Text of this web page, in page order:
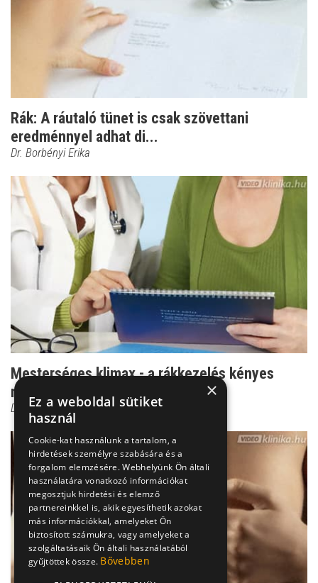
Rák: A ráutaló tünet is csak szövettani
eredménnyel adhat di...
Dr. Borbényi Erika
Mesterséges klimax - a rákkezelés kényes
mellékhatása
Dr. Szántó István
×
Ez a weboldal sütiket
használ
Cookie-kat használunk a tartalom, a
hirdetések személyre szabására és a
forgalom elemzésére. Webhelyünk Ön általi
használatára vonatkozó információkat
megosztjuk hirdetési és elemző
partnereinkkel is, akik egyesíthetik azokat
más információkkal, amelyeket Ön
biztosított számukra, vagy amelyeket a
szolgáltatásaik Ön általi használatából
gyűjtöttek össze. Bővebben